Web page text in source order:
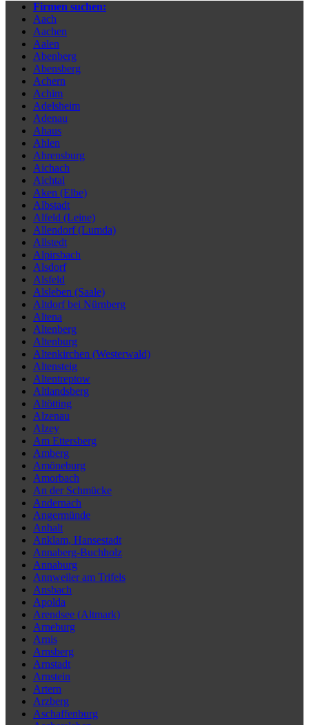
Firmen suchen:
Aach
Aachen
Aalen
Abenberg
Abensberg
Achern
Achim
Adelsheim
Adenau
Ahaus
Ahlen
Ahrensburg
Aichach
Aichtal
Aken (Elbe)
Albstadt
Alfeld (Leine)
Allendorf (Lumda)
Allstedt
Alpirsbach
Alsdorf
Alsfeld
Alsleben (Saale)
Altdorf bei Nürnberg
Altena
Altenberg
Altenburg
Altenkirchen (Westerwald)
Altensteig
Altentreptow
Altlandsberg
Altötting
Alzenau
Alzey
Am Ettersberg
Amberg
Amöneburg
Amorbach
An der Schmücke
Andernach
Angermünde
Anhalt
Anklam, Hansestadt
Annaberg-Buchholz
Annaburg
Annweiler am Trifels
Ansbach
Apolda
Arendsee (Altmark)
Arneburg
Arnis
Arnsberg
Arnstadt
Arnstein
Artern
Arzberg
Aschaffenburg